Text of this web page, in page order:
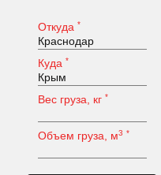
Откуда *
Куда *
Вес груза, кг *
Объем груза, м3 *